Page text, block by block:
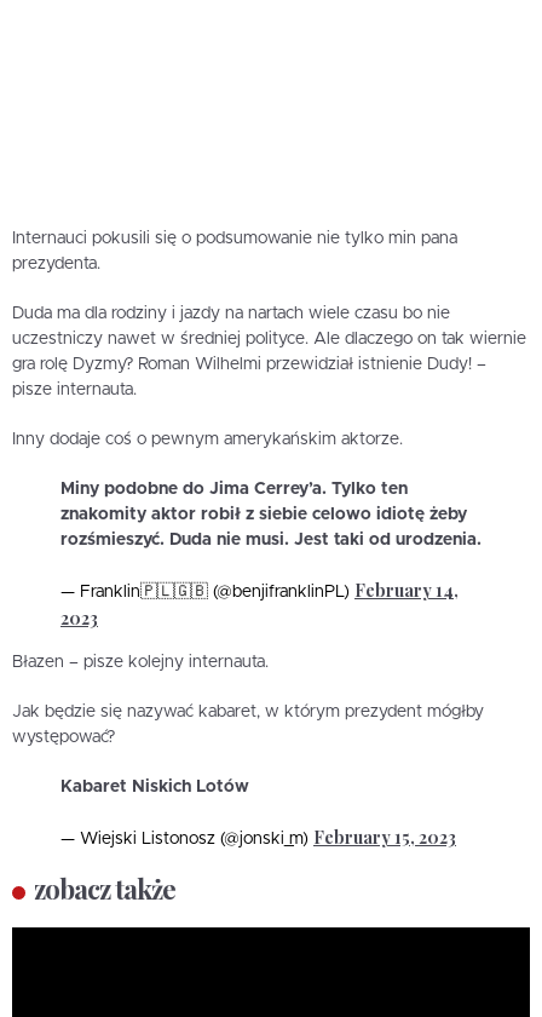
Internauci pokusili się o podsumowanie nie tylko min pana
prezydenta.
Duda ma dla rodziny i jazdy na nartach wiele czasu bo nie
uczestniczy nawet w średniej polityce. Ale dlaczego on tak wiernie
gra rolę Dyzmy? Roman Wilhelmi przewidział istnienie Dudy! –
pisze internauta.
Inny dodaje coś o pewnym amerykańskim aktorze.
Miny podobne do Jima Cerrey’a. Tylko ten
znakomity aktor robił z siebie celowo idiotę żeby
rozśmieszyć. Duda nie musi. Jest taki od urodzenia.
— Franklin🇵🇱🇬🇧 (@benjifranklinPL) February 14,
2023
Błazen – pisze kolejny internauta.
Jak będzie się nazywać kabaret, w którym prezydent mógłby
występować?
Kabaret Niskich Lotów
— Wiejski Listonosz (@jonski_m) February 15, 2023
zobacz także